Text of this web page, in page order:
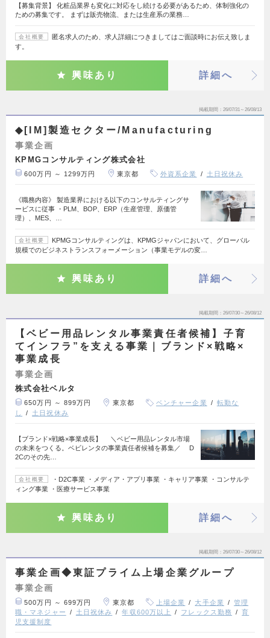
【募集背景】 化粧品業界も変化に対応をし続ける必要があるため、体制強化の
ための募集です。 まずは販売物流、または生産系の業務…
会社概要
匿名求人のため、求人詳細につきましてはご面談時にお伝え致しま
す。
興味あり 詳細へ
掲載期間 26/07/31～26/08/13
◆[IM]製造セクター/Manufacturing
事業企画
KPMGコンサルティング株式会社
600万円 ～ 1299万円 東京都 外資系企業 土日祝休み
《職務内容》 製造業界における以下のコンサルティングサ
ービスに従事 ・PLM、BOP、ERP（生産管理、原価管
理）、MES、…
会社概要
KPMGコンサルティングは、KPMGジャパンにおいて、グローバル
規模でのビジネストランスフォーメーション（事業モデルの変…
興味あり 詳細へ
掲載期間 26/07/30～26/08/12
【ベビー用品レンタル事業責任者候補】子育
てインフラ”を支える事業｜ブランド×戦略×
事業成長
事業企画
株式会社ベルタ
650万円 ～ 899万円 東京都 ベンチャー企業
転勤な
し
土日祝休み
【ブランド×戦略×事業成長】 ＼ベビー用品レンタル市場
の未来をつくる。ベビレンタの事業責任者候補を募集／ D
2Cのその先…
会社概要
・D2C事業 ・メディア・アプリ事業 ・キャリア事業 ・コンサルテ
ィング事業 ・医療サービス事業
興味あり 詳細へ
掲載期間 26/07/30～26/08/12
事業企画◆東証プライム上場企業グループ
事業企画
500万円 ～ 699万円 東京都 上場企業 大手企業
管理
職・マネジャー
土日祝休み 年収600万以上 フレックス勤務
育
児支援制度